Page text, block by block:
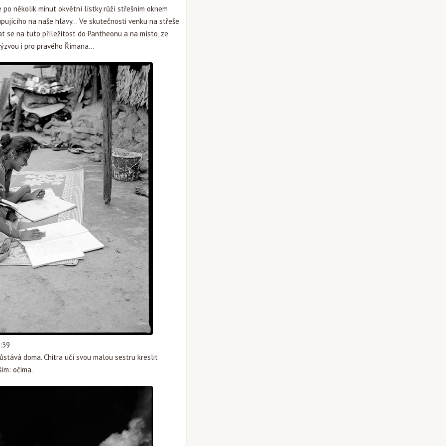
po několik minut okvětní lístky růží střešním oknem
na naše hlavy… Ve skutečnosti venku na střeše
se na tuto příležitost do Pantheonu a na místo, ze
i pro pravého Římana…
doma. Chitra učí svou malou sestru kreslit
očima.